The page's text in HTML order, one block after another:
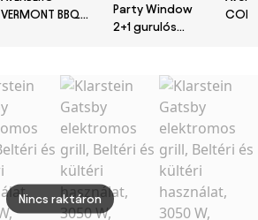
VERMONT BBQ
égővel
Party Window
2+1 gurulós
Nincs raktáron